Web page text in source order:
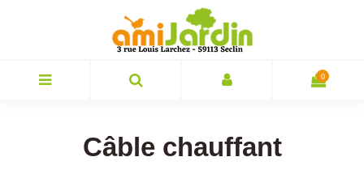
0
Câble chauffant